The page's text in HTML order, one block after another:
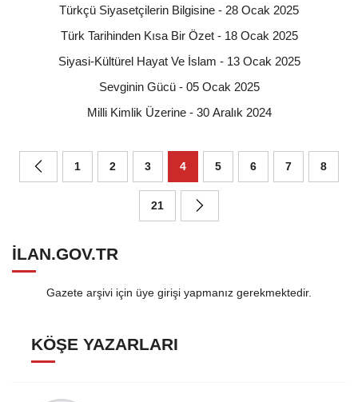
Türkçü Siyasetçilerin Bilgisine - 28 Ocak 2025
Türk Tarihinden Kısa Bir Özet - 18 Ocak 2025
Siyasi-Kültürel Hayat Ve İslam - 13 Ocak 2025
Sevginin Gücü - 05 Ocak 2025
Milli Kimlik Üzerine - 30 Aralık 2024
1 2 3 4 5 6 7 8
21
ILAN.GOV.TR
Gazete arşivi için üye girişi yapmanız gerekmektedir.
KÖŞE YAZARLARI